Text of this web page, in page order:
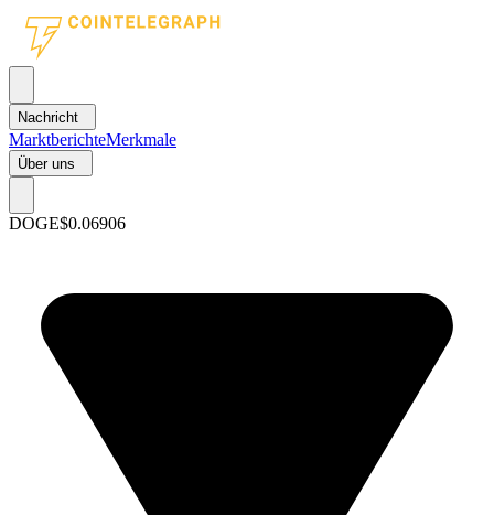
Nachricht
MarktberichteMerkmale
Über uns
DOGE$0.06906